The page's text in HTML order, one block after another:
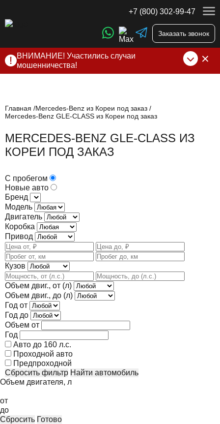
+7 (800) 302-99-47
Заказать звонок
ВНИМАНИЕ! Участились случаи
мошенничества!
нами по официальнымконтактам, указанным в соц сетях
и на сайте
Главная
Mercedes-Benz из Кореи под заказ
Mercedes-Benz GLE-CLASS из Кореи под заказ
MERCEDES-BENZ GLE-CLASS ИЗ
КОРЕИ ПОД ЗАКАЗ
С пробегом
Новые авто
Бренд
Модель
Двигатель
Коробка
Привод
Кузов
Объем двиг., от (л)
Объем двиг., до (л)
Год от
Год до
Объем от
Год
Авто до 160 л.с.
Проходной авто
Предпроходной
Сбросить фильтр
Найти автомобиль
Объем двигателя, л
от
до
Сбросить Готово